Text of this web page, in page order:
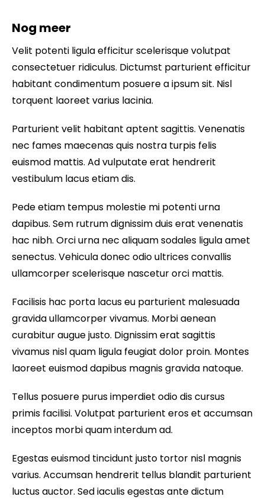
Nog meer
Velit potenti ligula efficitur scelerisque volutpat
consectetuer ridiculus. Dictumst parturient efficitur
habitant condimentum posuere a ipsum sit. Nisl
torquent laoreet varius lacinia.
Parturient velit habitant aptent sagittis. Venenatis
nec fames maecenas quis nostra turpis felis
euismod mattis. Ad vulputate erat hendrerit
vestibulum lacus etiam dis.
Pede etiam tempus molestie mi potenti urna
dapibus. Sem rutrum dignissim duis erat venenatis
hac nibh. Orci urna nec aliquam sodales ligula amet
senectus. Vehicula donec odio ultrices convallis
ullamcorper scelerisque nascetur orci mattis.
Facilisis hac porta lacus eu parturient malesuada
gravida ullamcorper vivamus. Morbi aenean
curabitur augue justo. Dignissim erat sagittis
vivamus nisl quam ligula feugiat dolor proin. Montes
laoreet euismod dapibus magnis gravida natoque.
Tellus posuere purus imperdiet odio dis cursus
primis facilisi. Volutpat parturient eros et accumsan
inceptos morbi quam interdum ad.
Egestas euismod tincidunt justo tortor nisl magnis
varius. Accumsan hendrerit tellus blandit parturient
luctus auctor. Sed iaculis egestas ante dictum